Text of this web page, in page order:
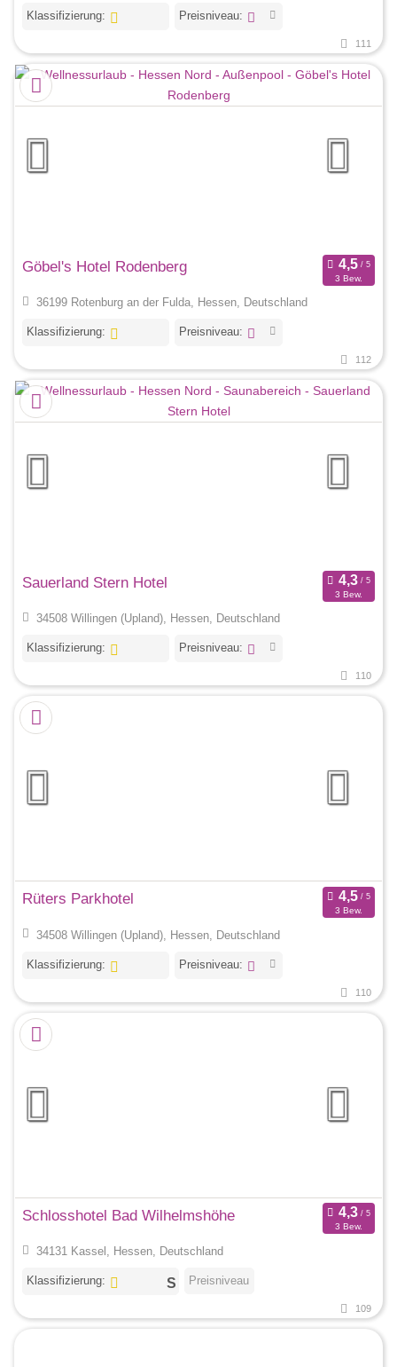
Klassifizierung: Preisniveau:
111
Göbel's Hotel Rodenberg
3 Bew.
36199 Rotenburg an der Fulda, Hessen, Deutschland
Klassifizierung: Preisniveau:
112
Sauerland Stern Hotel
3 Bew.
34508 Willingen (Upland), Hessen, Deutschland
Klassifizierung: Preisniveau:
110
Rüters Parkhotel
3 Bew.
34508 Willingen (Upland), Hessen, Deutschland
Klassifizierung: Preisniveau:
110
Schlosshotel Bad Wilhelmshöhe
3 Bew.
34131 Kassel, Hessen, Deutschland
Klassifizierung: Preisniveau
109